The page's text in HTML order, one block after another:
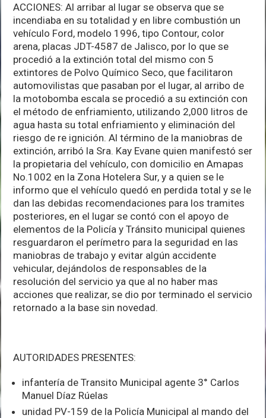
ACCIONES: Al arribar al lugar se observa que se
incendiaba en su totalidad y en libre combustión un
vehículo Ford, modelo 1996, tipo Contour, color
arena, placas JDT-4587 de Jalisco, por lo que se
procedió a la extinción total del mismo con 5
extintores de Polvo Químico Seco, que facilitaron
automovilistas que pasaban por el lugar, al arribo de
la motobomba escala se procedió a su extinción con
el método de enfriamiento, utilizando 2,000 litros de
agua hasta su total enfriamiento y eliminación del
riesgo de re ignición. Al término de la maniobras de
extinción, arribó la Sra. Kay Evane quien manifestó ser
la propietaria del vehículo, con domicilio en Amapas
No.1002 en la Zona Hotelera Sur, y a quien se le
informo que el vehículo quedó en perdida total y se le
dan las debidas recomendaciones para los tramites
posteriores, en el lugar se contó con el apoyo de
elementos de la Policía y Tránsito municipal quienes
resguardaron el perímetro para la seguridad en las
maniobras de trabajo y evitar algún accidente
vehicular, dejándolos de responsables de la
resolución del servicio ya que al no haber mas
acciones que realizar, se dio por terminado el servicio
retornado a la base sin novedad.
AUTORIDADES PRESENTES:
infantería de Transito Municipal agente 3° Carlos
Manuel Díaz Rúelas
unidad PV-159 de la Policía Municipal al mando del